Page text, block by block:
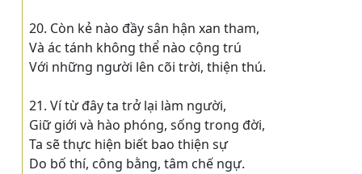
20. Còn kẻ nào đầy sân hận xan tham,
Và ác tánh không thể nào cộng trú
Với những người lên cõi trời, thiện thú.
21. Ví từ đây ta trở lại làm người,
Giữ giới và hào phóng, sống trong đời,
Ta sẽ thực hiện biết bao thiện sự
Do bố thí, công bằng, tâm chế ngự.